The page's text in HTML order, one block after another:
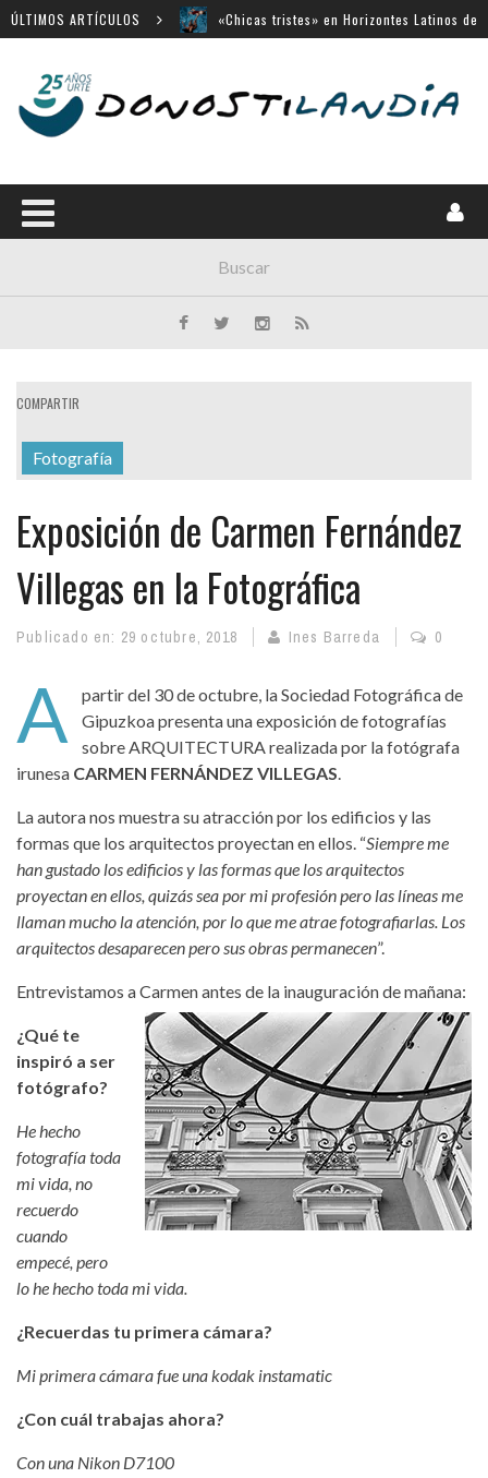
ÚLTIMOS ARTÍCULOS
«Búnker», en Sección Oficial de Venecia
14 largometrajes para «New Directors»
COMPARTIR
Fotografía
Exposición de Carmen Fernández
Villegas en la Fotográfica
Publicado en: 29 octubre, 2018 Ines Barreda 0
A
partir del 30 de octubre, la Sociedad Fotográfica de
Gipuzkoa presenta una exposición de fotografías
sobre ARQUITECTURA realizada por la fotógrafa
irunesa CARMEN FERNÁNDEZ VILLEGAS.
La autora nos muestra su atracción por los edificios y las
formas que los arquitectos proyectan en ellos. “Siempre me
han gustado los edificios y las formas que los arquitectos
proyectan en ellos, quizás sea por mi profesión pero las líneas me
llaman mucho la atención, por lo que me atrae fotografiarlas. Los
arquitectos desaparecen pero sus obras permanecen”.
Entrevistamos a Carmen antes de la inauguración de mañana:
¿Qué te
inspiró a ser
fotógrafo?
He hecho
fotografía toda
mi vida, no
recuerdo
cuando
empecé, pero
lo he hecho toda mi vida.
¿Recuerdas tu primera cámara?
Mi primera cámara fue una kodak instamatic
¿Con cuál trabajas ahora?
Con una Nikon D7100